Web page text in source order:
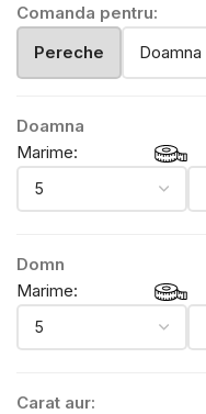
Comanda pentru:
Pereche
Doamna
Doamna
Marime:
Domn
Marime:
Carat aur: